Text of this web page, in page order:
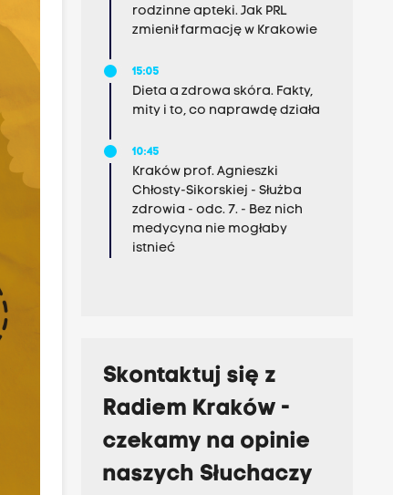
rodzinne apteki. Jak PRL
zmienił farmację w Krakowie
15:05
Dieta a zdrowa skóra. Fakty,
mity i to, co naprawdę działa
10:45
Kraków prof. Agnieszki
Chłosty-Sikorskiej - Służba
zdrowia - odc. 7. - Bez nich
medycyna nie mogłaby
istnieć
Skontaktuj się z
Radiem Kraków -
czekamy na opinie
naszych Słuchaczy